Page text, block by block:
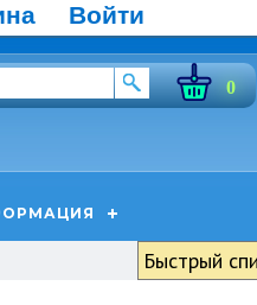
Войти
0